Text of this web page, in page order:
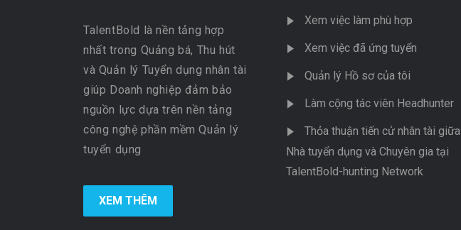
TalentBold là nền tảng hợp
nhất trong Quảng bá, Thu hút
và Quản lý Tuyển dụng nhân tài
giúp Doanh nghiệp đảm bảo
nguồn lực dựa trên nền tảng
công nghệ phần mềm Quản lý
tuyển dụng
XEM THÊM
Xem việc làm phù hợp
Xem việc đã ứng tuyển
Quản lý Hồ sơ của tôi
Làm cộng tác viên Headhunter
Thỏa thuận tiến cử nhân tài giữa
Nhà tuyển dụng và Chuyên gia tại
TalentBold-hunting Network